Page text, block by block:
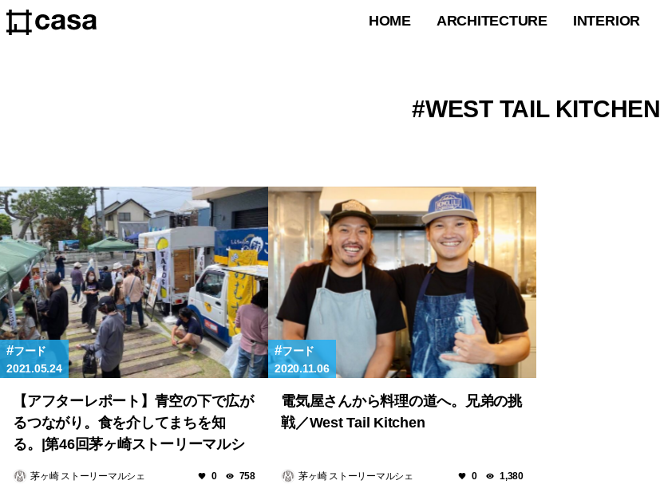
HOME ARCHITECTURE INTERIOR
WEST TAIL KITCHEN
フード
2021.05.24
【アフターレポート】青空の下で広が
るつながり。食を介してまちを知
る。|第46回茅ヶ崎ストーリーマルシ
茅ヶ崎 ストーリーマルシェ 0 758
フード
2020.11.06
電気屋さんから料理の道へ。兄弟の挑
戦／West Tail Kitchen
茅ヶ崎 ストーリーマルシェ 0 1,380